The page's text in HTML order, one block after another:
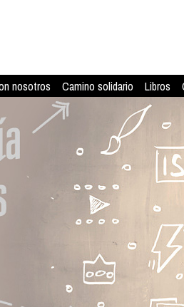
nosotros Camino solidario Libros